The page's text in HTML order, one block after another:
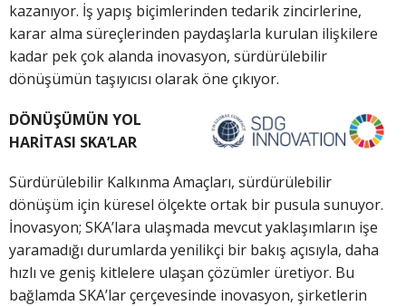
kazanıyor. İş yapış biçimlerinden tedarik zincirlerine,
karar alma süreçlerinden paydaşlarla kurulan ilişkilere
kadar pek çok alanda inovasyon, sürdürülebilir
dönüşümün taşıyıcısı olarak öne çıkıyor.
DÖNÜŞÜMÜN YOL
HARİTASI SKA’LAR
Sürdürülebilir Kalkınma Amaçları, sürdürülebilir
dönüşüm için küresel ölçekte ortak bir pusula sunuyor.
İnovasyon; SKA’lara ulaşmada mevcut yaklaşımların işe
yaramadığı durumlarda yenilikçi bir bakış açısıyla, daha
hızlı ve geniş kitlelere ulaşan çözümler üretiyor. Bu
bağlamda SKA’lar çerçevesinde inovasyon, şirketlerin